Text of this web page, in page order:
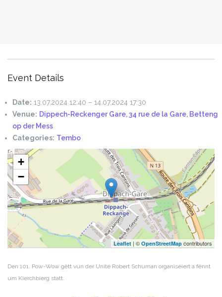
Event Details
Date: 13.07.2024 12:40 – 14.07.2024 17:30
Venue: Dippech-Reckenger Gare, 34 rue de la Gare, Betteng
op der Mess
Categories: Tembo
+
−
Leaflet | © OpenStreetMap contributors
Den 101. Pow-Wow gëtt vun der Unité Robert Schuman organiséiert a fënnt
um Kierchbierg statt.